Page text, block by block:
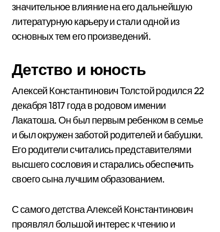
значительное влияние на его дальнейшую
литературную карьеру и стали одной из
основных тем его произведений.
Детство и юность
Алексей Константинович Толстой родился 22
декабря 1817 года в родовом имении
Лакатоша. Он был первым ребенком в семье
и был окружен заботой родителей и бабушки.
Его родители считались представителями
высшего сословия и старались обеспечить
своего сына лучшим образованием.
С самого детства Алексей Константинович
проявлял большой интерес к чтению и